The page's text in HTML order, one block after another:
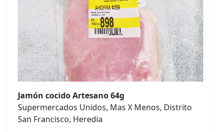
Jamón cocido Artesano 64g
Supermercados Unidos, Mas X Menos, Distrito
San Francisco, Heredia